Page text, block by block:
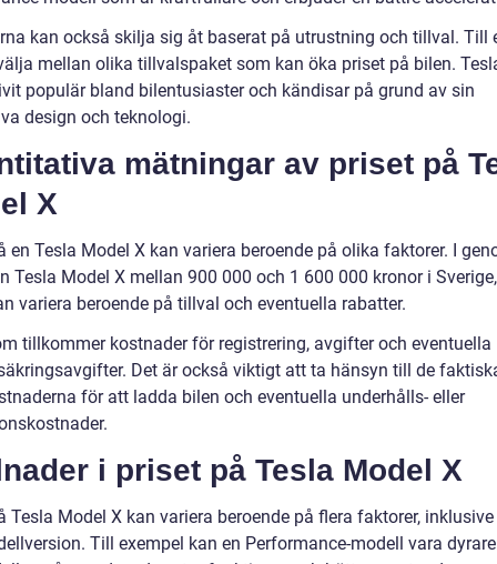
kan också skilja sig åt baserat på utrustning och tillval. Till
mellan olika tillvalspaket som kan öka priset på bilen.
populär bland bilentusiaster och kändisar på grund av sin
design och teknologi.
mätningar av priset på
X
en Tesla Model X kan variera beroende på olika faktorer. I
Tesla Model X mellan 900 000 och 1 600 000 kronor i
variera beroende på tillval och eventuella rabatter.
tillkommer kostnader för registrering, avgifter och eventuella
Det är också viktigt att ta hänsyn till de
för att ladda bilen och eventuella underhålls- eller
i priset på Tesla Model X
Tesla Model X kan variera beroende på flera faktorer,
Till exempel kan en Performance-modell vara